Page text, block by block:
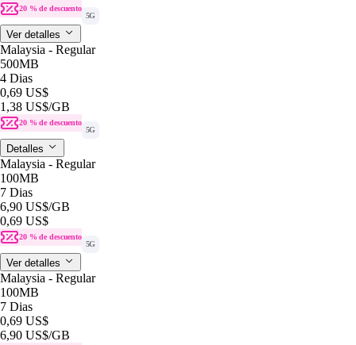
20 % de descuento
5G
Ver detalles
Malaysia - Regular
500MB
4 Dias
0,69 US$
1,38 US$/GB
20 % de descuento
5G
Detalles
Malaysia - Regular
100MB
7 Dias
6,90 US$/GB
0,69 US$
20 % de descuento
5G
Ver detalles
Malaysia - Regular
100MB
7 Dias
0,69 US$
6,90 US$/GB